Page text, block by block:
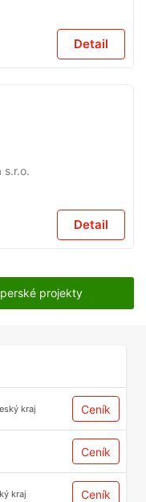
Detail
s.r.o.
Detail
projekty
kraj Ceník
Ceník
kraj Ceník